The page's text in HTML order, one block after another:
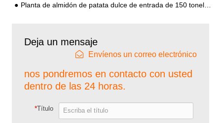
Planta de almidón de patata dulce de entrada de 150 toneladas de China
Deja un mensaje
Envíenos un correo electrónico
nos pondremos en contacto con usted
dentro de las 24 horas.
*Título